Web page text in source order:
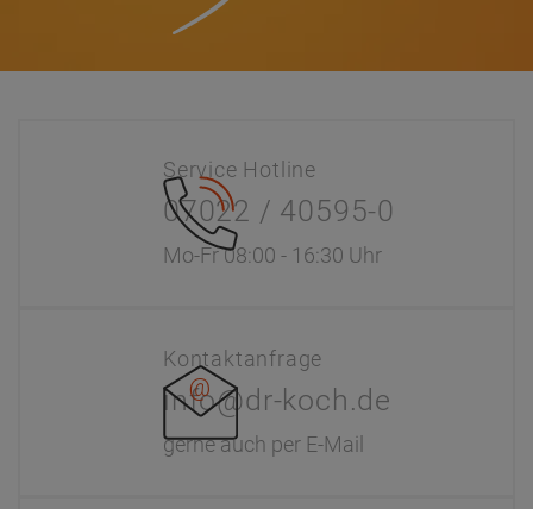
Service Hotline
07022 / 40595-0
Mo-Fr 08:00 - 16:30 Uhr
Kontaktanfrage
info@dr-koch.de
gerne auch per E-Mail